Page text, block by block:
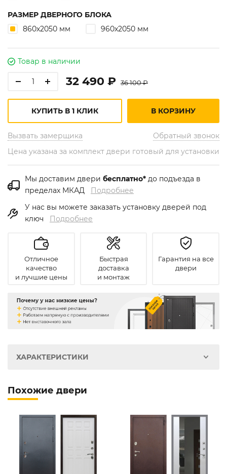
РАЗМЕР ДВЕРНОГО БЛОКА
860х2050 мм
960х2050 мм
Товар в наличии
32 490 ₽ 36 100 ₽
Вызвать замерщика Обратный звонок
КУПИТЬ В 1 КЛИК В КОРЗИНУ
Цена указана за комплект двери готовый для установки
Мы доставим двери бесплатно* до подъезда в
пределах МКАД Подробнее
У нас вы можете заказать установку дверей под
ключ Подробнее
Отличное
качество
и лучшие цены
Быстрая
доставка
и монтаж
Гарантия на все
двери
ХАРАКТЕРИСТИКИ
Похожие двери